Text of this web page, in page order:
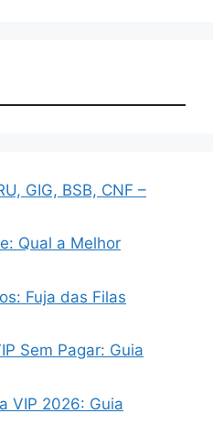
GIG, BSB, CNF –
Qual a Melhor
Fuja das Filas
Sem Pagar: Guia
VIP 2026: Guia